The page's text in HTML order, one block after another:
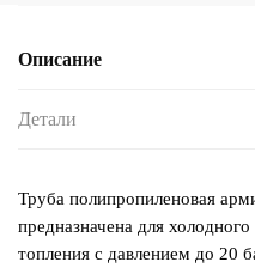
Описание
Детали
Труба полипропиленовая
предназначена для
топления с давлением до 20